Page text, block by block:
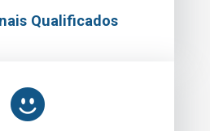
Qualificados